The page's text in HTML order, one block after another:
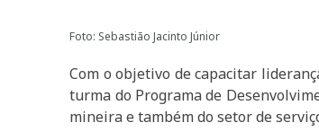
Foto: Sebastião Jacinto Júnior
Com o objetivo de capacitar
turma do Programa de
mineira e também do setor de